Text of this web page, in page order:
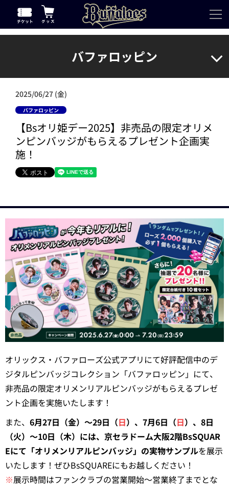
バファロッピン
2025/06/27 (金)
バファロッピン
【Bsオリ姫デー2025】非売品の限定オリメ
ンピンバッジがもらえるプレゼント企画実
施！
オリックス・バファローズ公式アプリにて好評配信中のデ
ジタルピンバッジコレクション「バファロッピン」にて、
非売品の限定オリメンリアルピンバッジがもらえるプレゼ
ント企画を実施いたします！
また、 6月27日（金）～29日（日）、7月6日（日）、8日
（火）～10日（木）には、京セラドーム大阪2階BsSQUAR
Eにて「オリメンリアルピンバッジ」の実物サンプルを展示
いたします！ぜひBsSQUAREにもお越しください！
※展示時間はファンクラブの営業開始～営業終了までとな